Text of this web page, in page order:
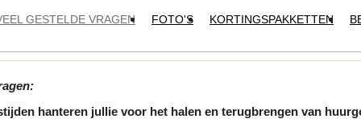
GESTELDE VRAGEN FOTO'S KORTINGSPAKKETTEN
hanteren jullie voor het halen en terugbrengen van